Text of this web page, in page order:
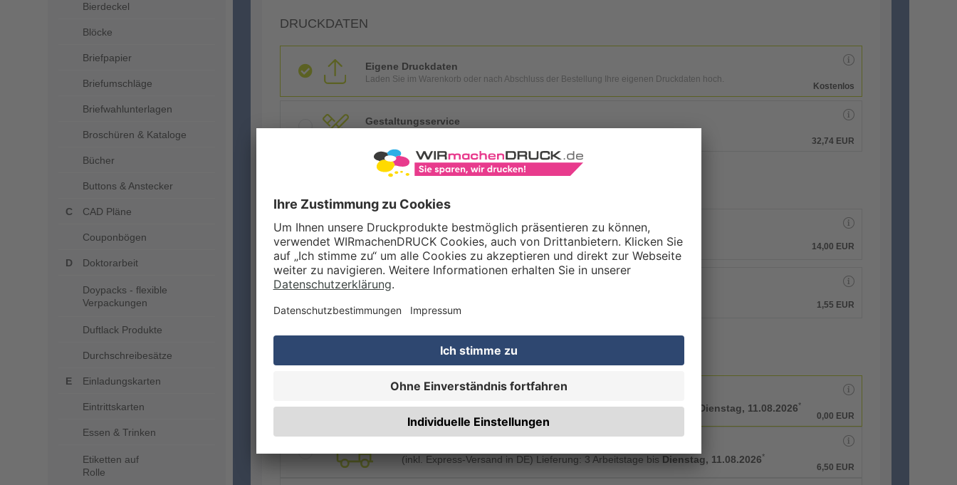
Bierdeckel
Blöcke
Briefpapier
Briefumschläge
Briefwahlunterlagen
Broschüren & Kataloge
Bücher
Buttons & Anstecker
CAD Pläne
Couponbögen
Doktorarbeit
Doypacks - flexible
Verpackungen
Duftlack Produkte
Durchschreibesätze
Einladungskarten
Eintrittskarten
Essen & Trinken
Etiketten auf
Rolle
DRUCKDATEN
Eigene Druckdaten
Laden Sie im Warenkorb oder nach Abschluss der Bestellung Ihre eigenen Druckdaten hoch.
Kostenlos
Gestaltungsservice
32,74 EUR
Qualitätskontrolle (von Experten empf.)
14,00 EUR
Rechnung zusätzlich per Post
1,55 EUR
Planmäßige Produktion
(inkl. kostenlosem Versand in DE) Lieferung:ca. 3 Arbeitstage bis Dienstag, 11.08.2026*
0,00 EUR
(inkl. Express-Versand in DE) Lieferung: 3 Arbeitstage bis Dienstag, 11.08.2026*
6,50 EUR